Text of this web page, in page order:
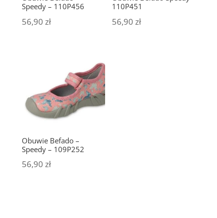
Speedy – 110P456
56,90 zł
110P451
56,90zł
Obuwie Befado –
Speedy – 109P252
56,90 zł